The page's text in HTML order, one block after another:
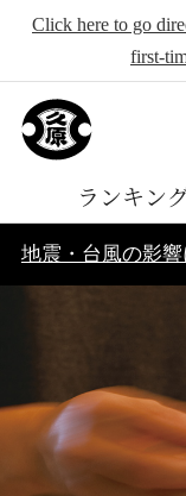
Click here to go
first-
ランキン
地震・台風の影